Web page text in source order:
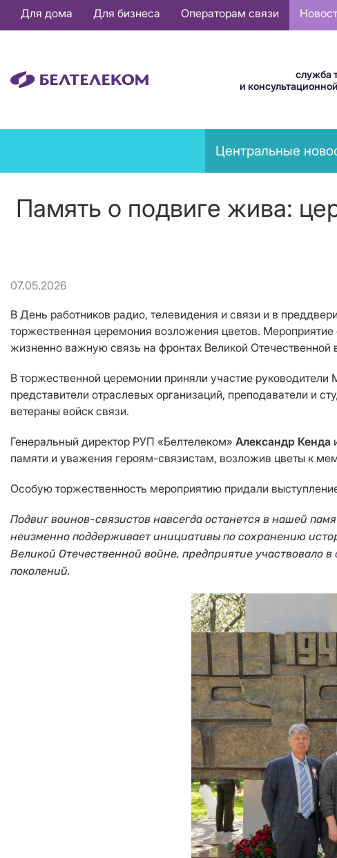
Основная
навигация
Для дома Для бизнеса Операторам связи
служба
и
News
menu
Центральные
Память о подвиге жива:
07.05.2026
В День работников радио, телевидения и связи и в
торжественная церемония возложения цветов.
жизненно важную связь на фронтах Великой Отечественной
В торжественной церемонии приняли участие
представители отраслевых организаций, преподаватели и
ветераны войск связи.
Генеральный директор РУП «Белтелеком» Александр Кенда
памяти и уважения героям-связистам, возложив цветы к
Особую торжественность мероприятию придали
Подвиг воинов-связистов навсегда останется в нашей
неизменно поддерживает инициативы по сохранению
Великой Отечественной войне, предприятие участвовало в
поколений.